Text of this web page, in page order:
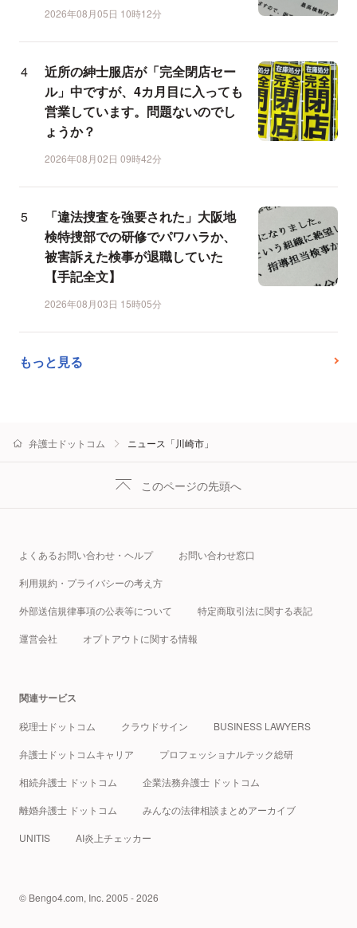
2026年08月05日 10時12分
近所の紳士服店が「完全閉店セー
ル」中ですが、4カ月目に入っても
営業しています。問題ないのでし
ょうか？
2026年08月02日 09時42分
「違法捜査を強要された」大阪地
検特捜部での研修でパワハラか、
被害訴えた検事が退職していた
【手記全文】
2026年08月03日 15時05分
もっと見る
弁護士ドットコム ニュース「川崎市」
このページの先頭へ
よくあるお問い合わせ・ヘルプ お問い合わせ窓口
利用規約・プライバシーの考え方
外部送信規律事項の公表等について 特定商取引法に関する表記
運営会社 オプトアウトに関する情報
関連サービス
税理士ドットコム クラウドサイン BUSINESS LAWYERS
弁護士ドットコムキャリア プロフェッショナルテック総研
相続弁護士 ドットコム 企業法務弁護士 ドットコム
離婚弁護士 ドットコム みんなの法律相談まとめアーカイブ
UNITIS AI炎上チェッカー
© Bengo4.com, Inc. 2005 - 2026